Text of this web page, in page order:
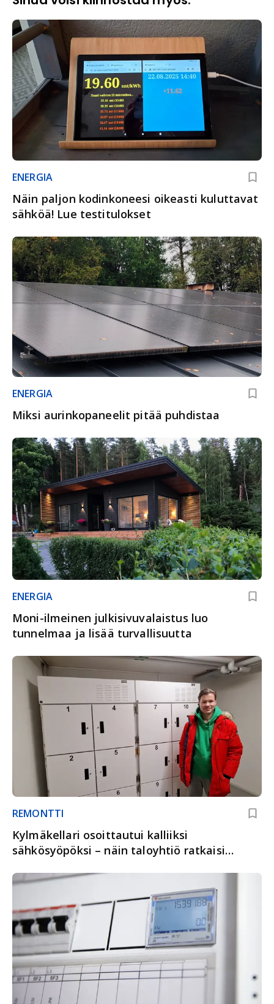
ENERGIA
Näin paljon kodinkoneesi oikeasti kuluttavat
sähköä! Lue testitulokset
ENERGIA
Miksi aurinkopaneelit pitää puhdistaa
ENERGIA
Moni-ilmeinen julkisivuvalaistus luo
tunnelmaa ja lisää turvallisuutta
REMONTTI
Kylmäkellari osoittautui kalliiksi
sähkösyöpöksi – näin taloyhtiö ratkaisi